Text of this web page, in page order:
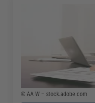
© AA W – stock.adobe.com